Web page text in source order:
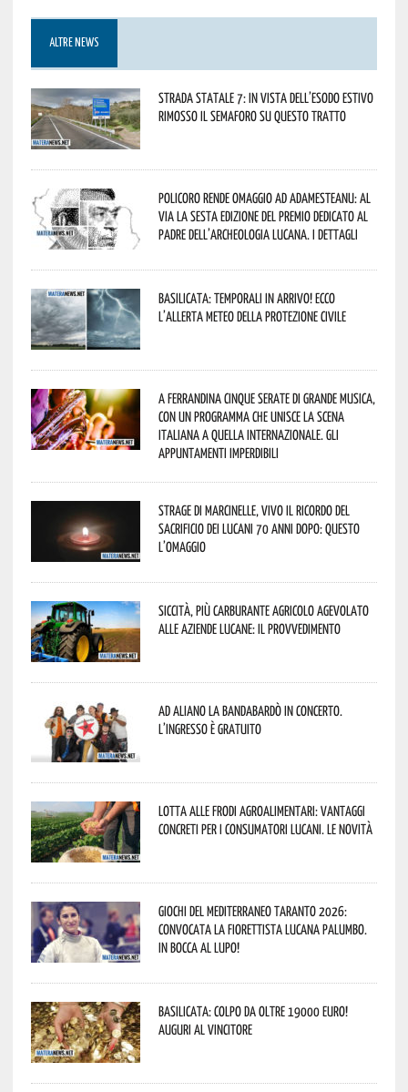
ALTRE NEWS
Strada statale 7: in vista dell’esodo estivo
rimosso il semaforo su questo tratto
Policoro rende omaggio ad Adamesteanu: al
via la sesta edizione del Premio dedicato al
padre dell’archeologia lucana. I dettagli
Basilicata: temporali in arrivo! Ecco
l’allerta meteo della Protezione civile
A Ferrandina cinque serate di grande musica,
con un programma che unisce la scena
italiana a quella internazionale. Gli
appuntamenti imperdibili
Strage di Marcinelle, vivo il ricordo del
sacrificio dei lucani 70 anni dopo: questo
l’omaggio
Siccità, più carburante agricolo agevolato
alle aziende lucane: il provvedimento
Ad Aliano la Bandabardò in concerto.
L’ingresso è gratuito
Lotta alle frodi agroalimentari: vantaggi
concreti per i consumatori lucani. Le novità
Giochi del Mediterraneo Taranto 2026:
convocata la fiorettista lucana Palumbo.
In bocca al lupo!
Basilicata: colpo da oltre 19000 Euro!
Auguri al vincitore